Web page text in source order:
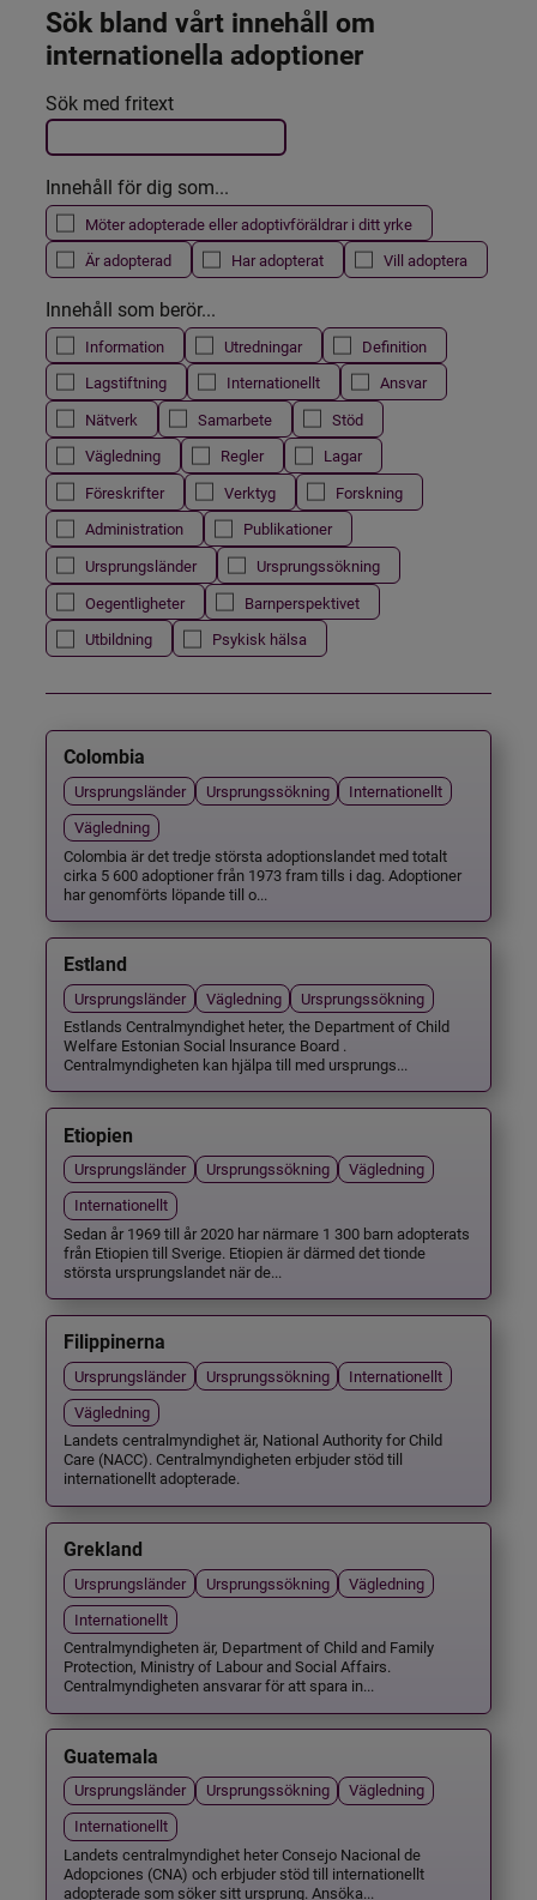
Sök bland vårt innehåll om
internationella adoptioner
Filtrera resultatet
Det här formuläret postas automatiskt
Sök med fritext
Innehåll för dig som...
Möter adopterade eller adoptivföräldrar i ditt yrke
Är adopterad
Har adopterat Vill adoptera
Innehåll som berör...
Information Utredningar
Definition
Lagstiftning
Internationellt
Ansvar
Nätverk
Samarbete
Stöd
Vägledning
Regler
Lagar
Föreskrifter
Verktyg
Forskning
Administration
Publikationer
Ursprungsländer
Ursprungssökning
Oegentligheter
Barnperspektivet
Utbildning
Psykisk hälsa
Colombia
Ursprungsländer Ursprungssökning
Internationellt
Vägledning
Colombia är det tredje största adoptionslandet med totalt
cirka 5 600 adoptioner från 1973 fram tills i dag. Adoptioner
har genomförts löpande till o...
Estland
Ursprungsländer Vägledning
Ursprungssökning
Estlands Centralmyndighet heter, the Department of Child
Welfare Estonian Social lnsurance Board .
Centralmyndigheten kan hjälpa till med ursprungs...
Etiopien
Ursprungsländer Ursprungssökning
Vägledning
Internationellt
Sedan år 1969 till år 2020 har närmare 1 300 barn adopterats
från Etiopien till Sverige. Etiopien är därmed det tionde
största ursprungslandet när de...
Filippinerna
Ursprungsländer Ursprungssökning
Internationellt
Vägledning
Landets centralmyndighet är, National Authority for Child
Care (NACC). Centralmyndigheten erbjuder stöd till
internationellt adopterade.
Grekland
Ursprungsländer Ursprungssökning
Vägledning
Internationellt
Centralmyndigheten är, Department of Child and Family
Protection, Ministry of Labour and Social Affairs.
Centralmyndigheten ansvarar för att spara in...
Guatemala
Ursprungsländer Ursprungssökning
Vägledning
Internationellt
Landets centralmyndighet heter Consejo Nacional de
Adopciones (CNA) och erbjuder stöd till internationellt
adopterade som söker sitt ursprung. Ansöka...